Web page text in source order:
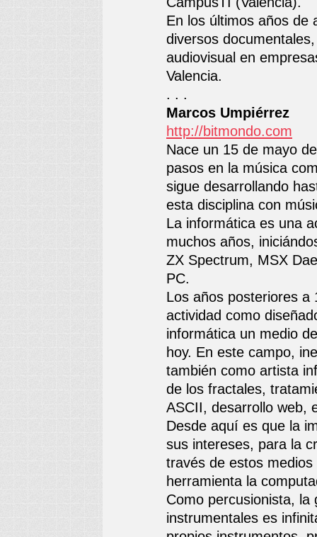
En los últimos años de
diversos
audiovisual en
Valencia.
. . .
Marcos Umpiérrez
http://bitmondo.com
Nace un 15 de mayo
pasos en la música
sigue desarrollando
esta disciplina con
La informática es una
muchos años,
ZX Spectrum, MSX
PC.
Los años posteriores a
actividad como
informática un medio
hoy. En este campo,
también como artista
de los fractales,
ASCII, desarrollo web,
Desde aquí es que la
sus intereses, para la
través de estos
herramienta la
Como percusionista, la
instrumentales es